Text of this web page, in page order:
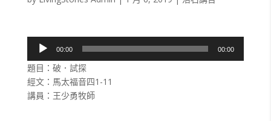
播
放
器
00:00 00:00
題目：破．試探
經文：馬太福音四1-11
講員：王少勇牧師